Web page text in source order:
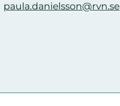
paula.danielsson@rvn.se